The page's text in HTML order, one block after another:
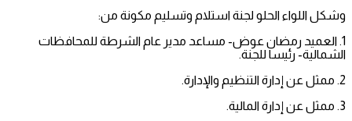
وشكل اللواء الحلو لجنة استلام وتسليم مكونة من:
1. العميد رمضان عوض- مساعد مدير عام الشرطة للمحافظات
الشمالية- رئيسا للجنة.
2. ممثل عن إدارة التنظيم والإدارة.
3. ممثل عن إدارة المالية.